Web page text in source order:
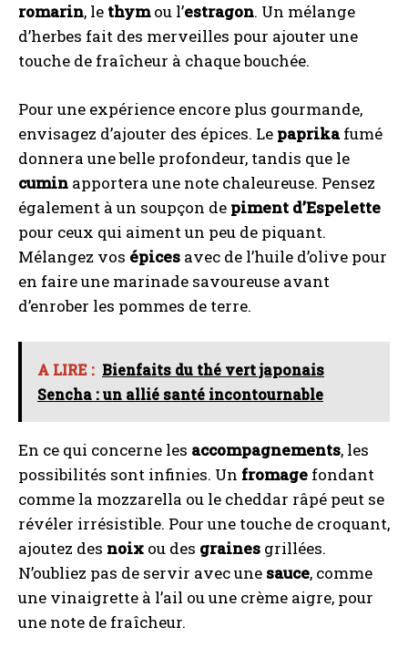
romarin, le thymou l’estragon. Un mélange
d’herbes fait des merveilles pour ajouter une
touche de fraîcheur à chaque bouchée.
Pour une expérience encore plus gourmande,
envisagez d’ajouter des épices. Le paprikafumé
donnera une belle profondeur, tandis que le
cumin apportera une note chaleureuse. Pensez
également à un soupçon de piment d’Espelette
pour ceux qui aiment un peu de piquant.
Mélangez vos épices avec de l’huile d’olive pour
en faire une marinade savoureuse avant
d’enrober les pommes de terre.
A LIRE : Bienfaits du thé vert japonais
Sencha : un allié santé incontournable
En ce qui concerne les accompagnements, les
possibilités sont infinies. Un fromage fondant
comme la mozzarella ou le cheddar râpé peut se
révéler irrésistible. Pour une touche de croquant,
ajoutez des noix ou des graines grillées.
N’oubliez pas de servir avec une sauce, comme
une vinaigrette à l’ail ou une crème aigre, pour
une note de fraîcheur.